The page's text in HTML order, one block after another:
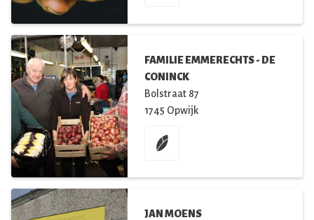
FAMILIE EMMERECHTS - DE
CONINCK
Bolstraat 87
1745 Opwijk
JAN MOENS